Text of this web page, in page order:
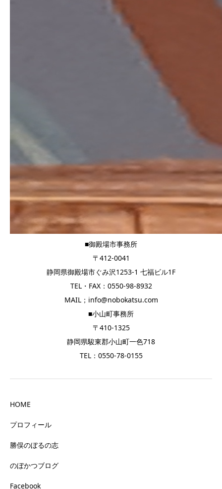
■御殿場市事務所
〒412-0041
静岡県御殿場市ぐみ沢1253-1 七福ビル1F
TEL・FAX：0550-98-8932
MAIL；info@nobokatsu.com
■小山町事務所
〒410-1325
静岡県駿東郡小山町一色718
TEL：0550-78-0155
HOME
プロフィール
勝俣のぼるの志
のぼかつブログ
Facebook